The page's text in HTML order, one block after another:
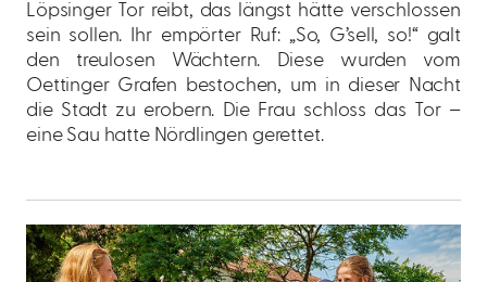
Löpsinger Tor reibt, das längst hätte verschlossen
sein sollen. Ihr empörter Ruf: „So, G’sell, so!“ galt
den treulosen Wächtern. Diese wurden vom
Oettinger Grafen bestochen, um in dieser Nacht
die Stadt zu erobern. Die Frau schloss das Tor –
eine Sau hatte Nördlingen gerettet.